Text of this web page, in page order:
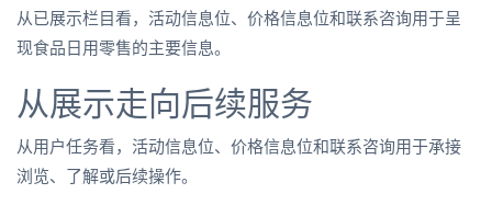
从已展示栏目看，活动信息位、价格信息位和联系咨询用于呈
现食品日用零售的主要信息。
从展示走向后续服务
从用户任务看，活动信息位、价格信息位和联系咨询用于承接
浏览、了解或后续操作。